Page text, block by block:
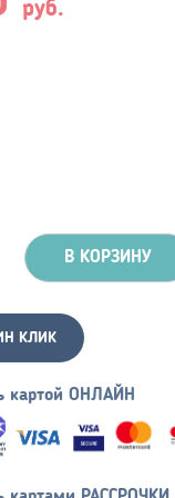
руб.
В КОРЗИНУ
КЛИК
картой ОНЛАЙН